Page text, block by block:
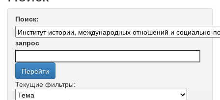
Поиск:
запрос
Текущие фильтры: